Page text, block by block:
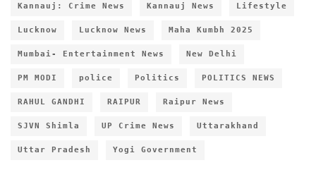
Kannauj: Crime News Kannauj News Lifestyle
Lucknow Lucknow News Maha Kumbh 2025
Mumbai- Entertainment News New Delhi
PM MODI police Politics POLITICS NEWS
RAHUL GANDHI RAIPUR Raipur News
SJVN Shimla UP Crime News Uttarakhand
Uttar Pradesh Yogi Government